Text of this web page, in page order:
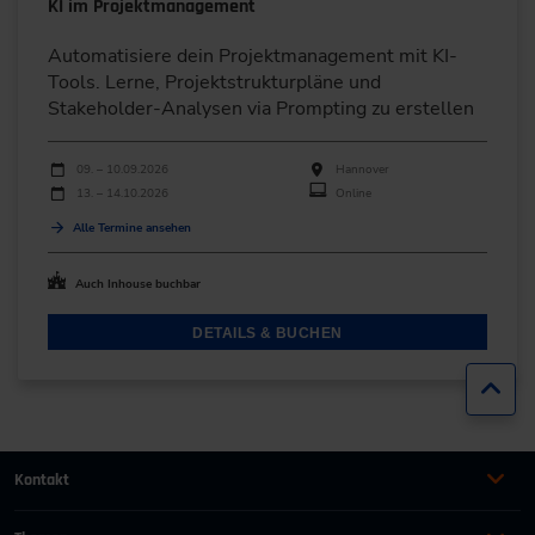
KI im Projektmanagement
Automatisiere dein Projektmanagement mit KI-
Tools. Lerne, Projektstrukturpläne und
Stakeholder-Analysen via Prompting zu erstellen
Durchführungen
Veranstaltungsdatum
09. – 10.09.2026
Hannover
13. – 14.10.2026
Online
Alle Termine ansehen
Auch Inhouse buchbar
DETAILS & BUCHEN
Kontakt